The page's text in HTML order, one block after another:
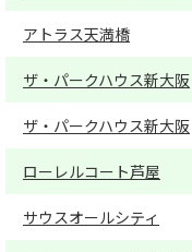
アトラス天満橋
ザ・パークハウス新大阪
ザ・パークハウス新大阪
ローレルコート芦屋
サウスオールシティ